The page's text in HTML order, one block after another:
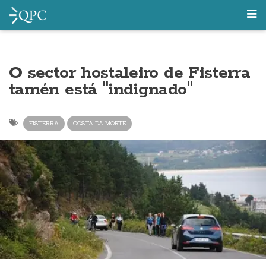
O sector hostaleiro de Fisterra
tamén está "indignado"
FISTERRA COSTA DA MORTE